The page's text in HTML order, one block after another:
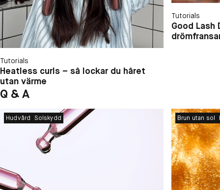
Tutorials
Heatless curls – så lockar du håret
utan värme
Tutorials
Good Lash
Q & A
Hudvård Solskydd Brun utan sol